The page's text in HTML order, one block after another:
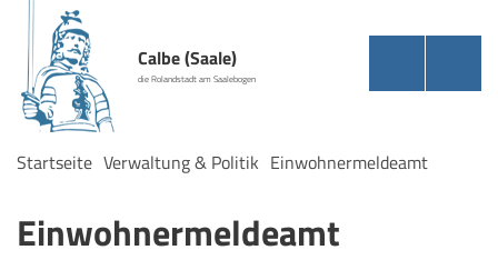
Calbe (Saale)
die Rolandstadt am Saalebogen
Startseite Verwaltung & Politik Einwohnermeldeamt
Einwohnermeldeamt